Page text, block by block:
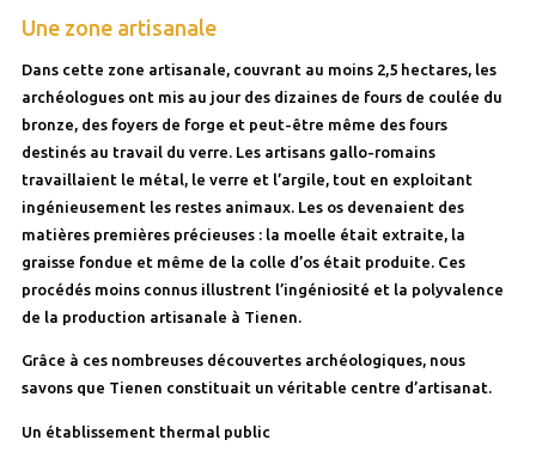
Une zone artisanale
Dans cette zone artisanale, couvrant au moins 2,5 hectares, les
archéologues ont mis au jour des dizaines de fours de coulée du
bronze, des foyers de forge et peut-être même des fours
destinés au travail du verre. Les artisans gallo-romains
travaillaient le métal, le verre et l’argile, tout en exploitant
ingénieusement les restes animaux. Les os devenaient des
matières premières précieuses : la moelle était extraite, la
graisse fondue et même de la colle d’os était produite. Ces
procédés moins connus illustrent l’ingéniosité et la polyvalence
de la production artisanale à Tienen.
Grâce à ces nombreuses découvertes archéologiques, nous
savons que Tienen constituait un véritable centre d’artisanat.
Un établissement thermal public